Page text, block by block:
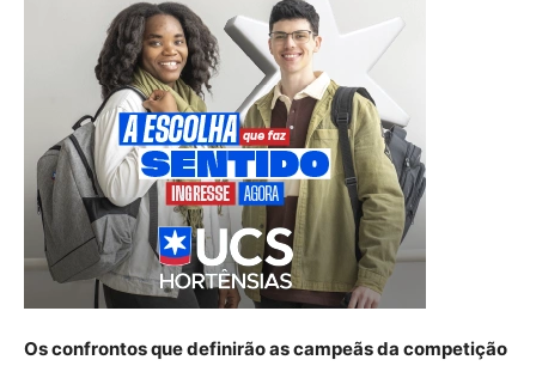
Os confrontos que definirão as campeãs da competição